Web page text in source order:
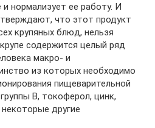
нормализует ее работу. И
что этот продукт
крупяных блюд, нельзя
содержится целый ряд
макро- и
из которых необходимо
пищеварительной
В, токоферол, цинк,
другие